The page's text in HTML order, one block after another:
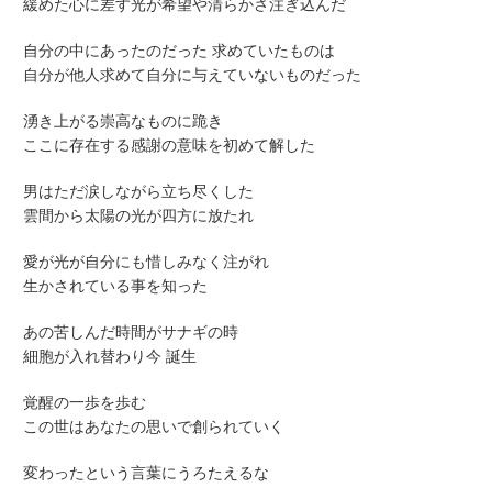
緩めた心に差す光が希望や清らかさ注ぎ込んだ
自分の中にあったのだった 求めていたものは
自分が他人求めて自分に与えていないものだった
湧き上がる崇高なものに跪き
ここに存在する感謝の意味を初めて解した
男はただ涙しながら立ち尽くした
雲間から太陽の光が四方に放たれ
愛が光が自分にも惜しみなく注がれ
生かされている事を知った
あの苦しんだ時間がサナギの時
細胞が入れ替わり今 誕生
覚醒の一歩を歩む
この世はあなたの思いで創られていく
変わったという言葉にうろたえるな